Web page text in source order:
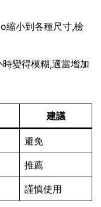
縮小到各種尺寸,檢
變得模糊,適當增加
建議
避免
推薦
謹慎使用